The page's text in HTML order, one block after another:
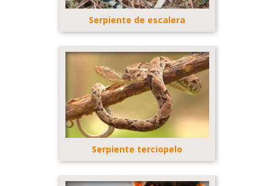
Serpiente de escalera
Serpiente terciopelo